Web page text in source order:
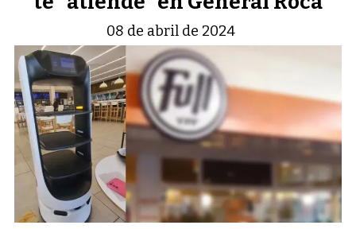
08 de abril de 2024